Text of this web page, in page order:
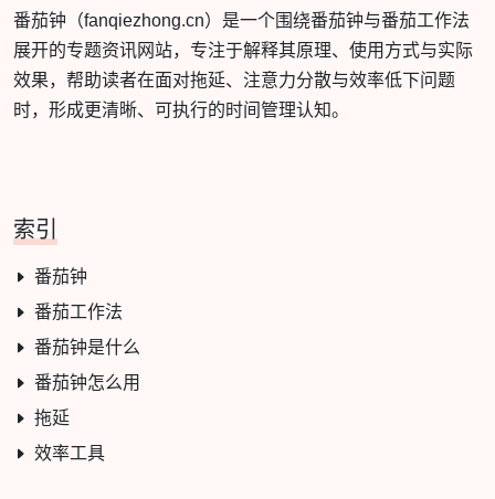
番茄钟（fanqiezhong.cn）是一个围绕番茄钟与番茄工作法
展开的专题资讯网站，专注于解释其原理、使用方式与实际
效果，帮助读者在面对拖延、注意力分散与效率低下问题
时，形成更清晰、可执行的时间管理认知。
索引
番茄钟
番茄工作法
番茄钟是什么
番茄钟怎么用
拖延
效率工具